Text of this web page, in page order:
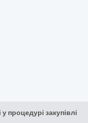
процедурі закупівлі